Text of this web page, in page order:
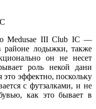
Medusae III Club IC —
районе лодыжки, также
он не несет
роль некой дани
эффектно, поскольку
с футзалками, и не
как это бывает в